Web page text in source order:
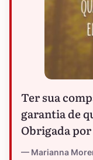
Ter sua
garantia de
Obrigada
Marianna